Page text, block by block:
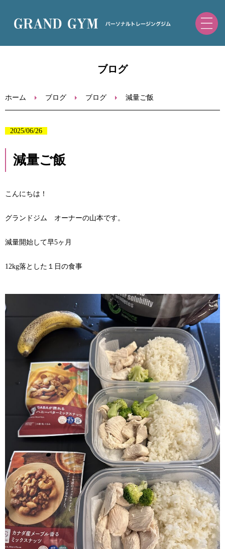
ブログ
ホーム ブログ ブログ 減量ご飯
2025/06/26
減量ご飯
こんにちは！
グランドジム オーナーの山本です。
減量開始して早5ヶ月
12kg落とした１日の食事